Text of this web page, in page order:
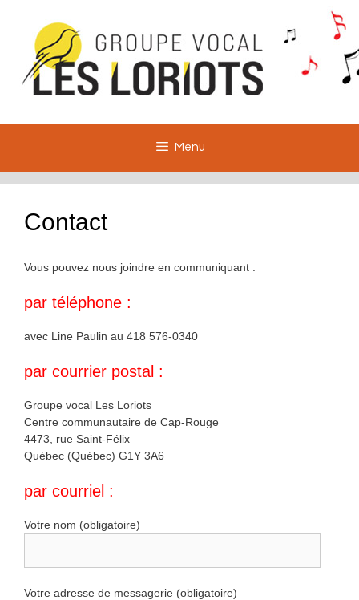
contenu
Menu
Contact
Vous pouvez nous joindre en communiquant :
par téléphone :
avec Line Paulin au 418 576-0340
par courrier postal :
Groupe vocal Les Loriots
Centre communautaire de Cap-Rouge
4473, rue Saint-Félix
Québec (Québec) G1Y 3A6
par courriel :
Votre nom (obligatoire)
Votre adresse de messagerie (obligatoire)